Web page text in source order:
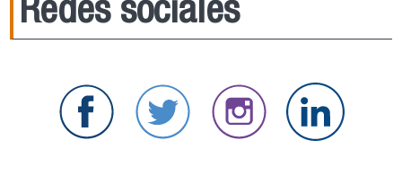
Redes sociales